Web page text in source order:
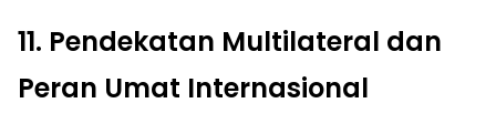
11. Pendekatan Multilateral dan
Peran Umat Internasional